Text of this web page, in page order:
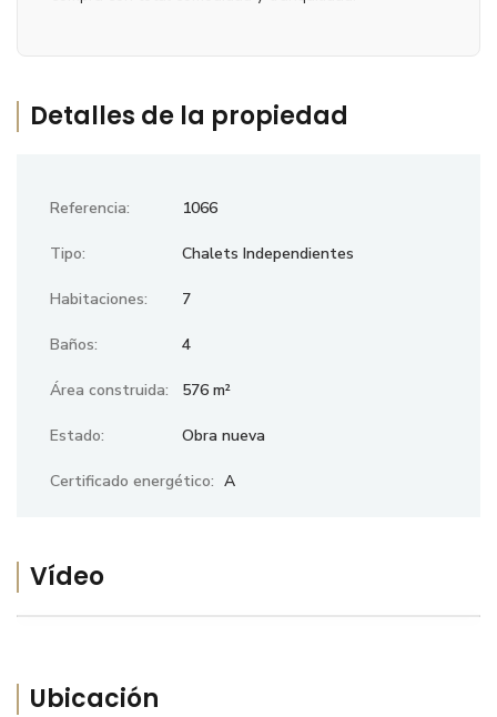
Detalles de la propiedad
Referencia: 1066
Tipo: Chalets Independientes
Habitaciones: 7
Baños: 4
Área construida: 576 m²
Estado: Obra nueva
Certificado energético: A
Vídeo
Ubicación